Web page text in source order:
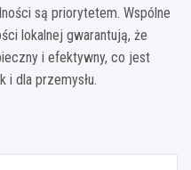
są priorytetem. Wspólne
lokalnej gwarantują, że
i efektywny, co jest
i dla przemysłu.